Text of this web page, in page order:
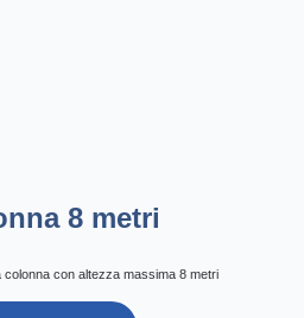
8 metri
colonna con altezza massima 8 metri